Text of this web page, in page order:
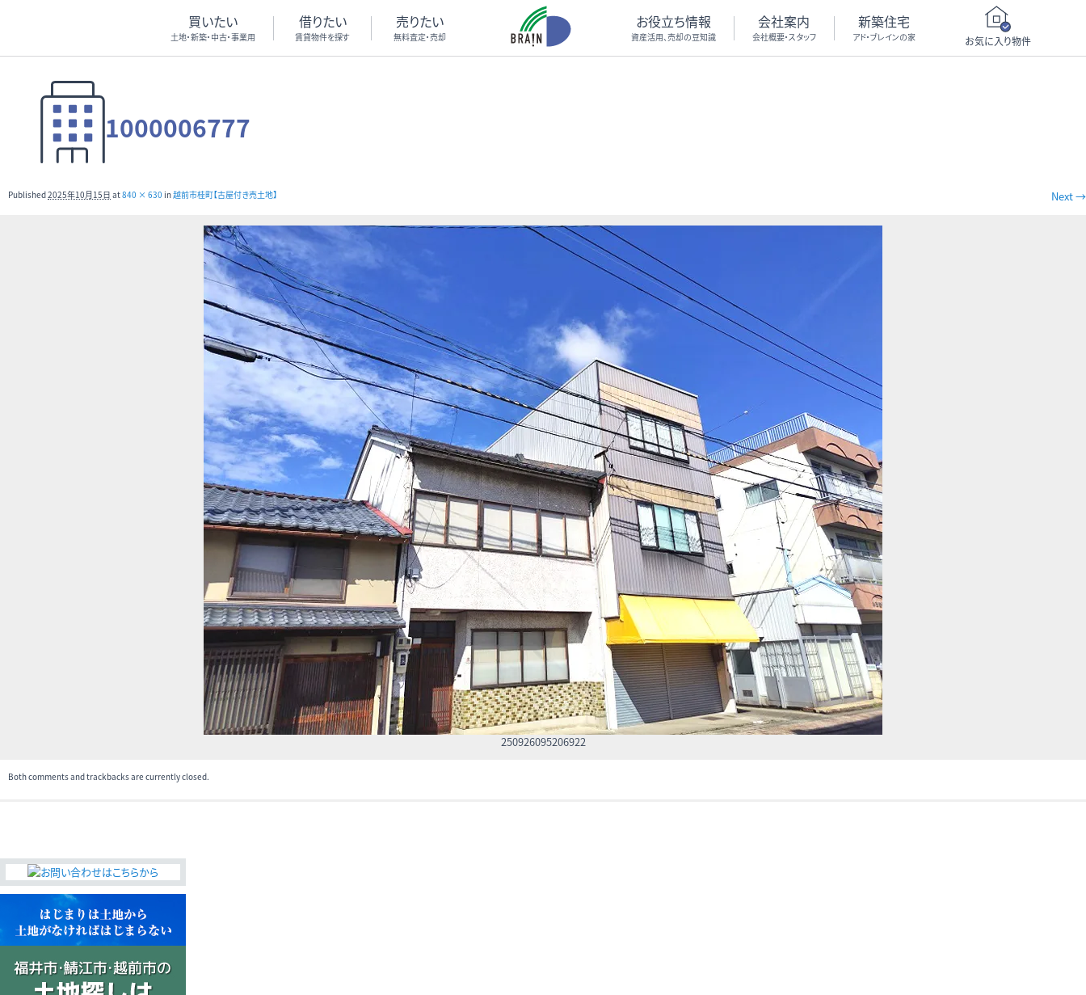
買いたい
土地・新築・中古・事業用
借りたい
賃貸物件を探す
売りたい
無料査定・売却
お役立ち情報
資産活用、売却の豆知識
会社案内
会社概要・スタッフ
新築住宅
アド・ブレインの家 お気に入り物件
1000006777
Published2025年10月15日 at840 × 630 in越前市桂町【古屋付き売土地】 Next →
250926095206922
Both comments and trackbacks are currently closed.